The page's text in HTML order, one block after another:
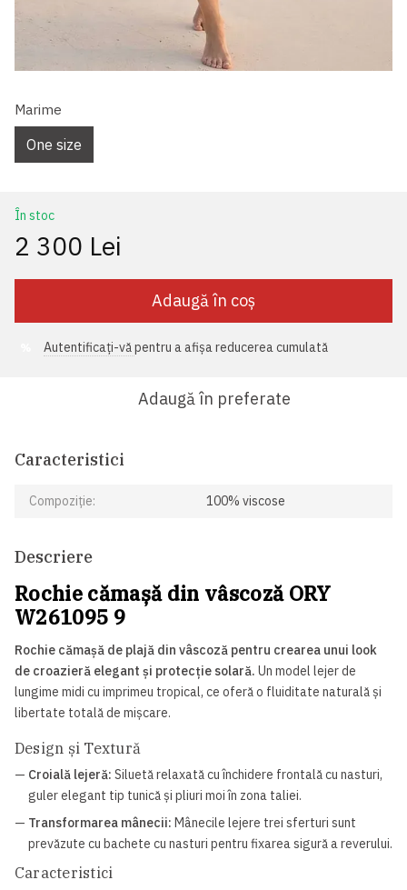
Marime
One size
În stoc
2 300 Lei
Adaugă în coș
Autentificați-văpentru a afișa reducerea cumulată
Adaugă în preferate
Caracteristici
Compoziție: 100% viscose
Descriere
Rochie cămașă din vâscoză ORY
W261095 9
Rochie cămașă de plajă din vâscoză pentru crearea unui look
de croazieră elegant și protecție solară. Un model lejer de
lungime midi cu imprimeu tropical, ce oferă o fluiditate naturală și
libertate totală de mișcare.
Design și Textură
— Croială lejeră: Siluetă relaxată cu închidere frontală cu nasturi,
guler elegant tip tunică și pliuri moi în zona taliei.
— Transformarea mânecii: Mânecile lejere trei sferturi sunt
prevăzute cu bachete cu nasturi pentru fixarea sigură a reverului.
Caracteristici